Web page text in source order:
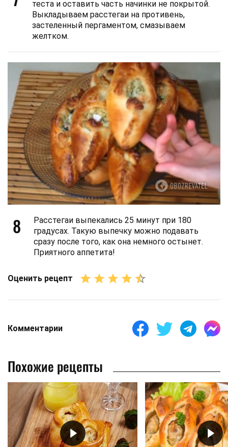
теста и оставить часть начинки не покрытой.
Выкладываем расстегаи на противень,
застеленный пергаментом, смазываем
желтком.
8
Расстегаи выпекались 25 минут при 180
градусах. Такую выпечку можно подавать
сразу после того, как она немного остынет.
Приятного аппетита!
Оценить рецепт
Комментарии
Похожие рецепты